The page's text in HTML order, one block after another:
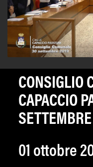
CONSIGLIO
CAPACCIO
01 ottobre